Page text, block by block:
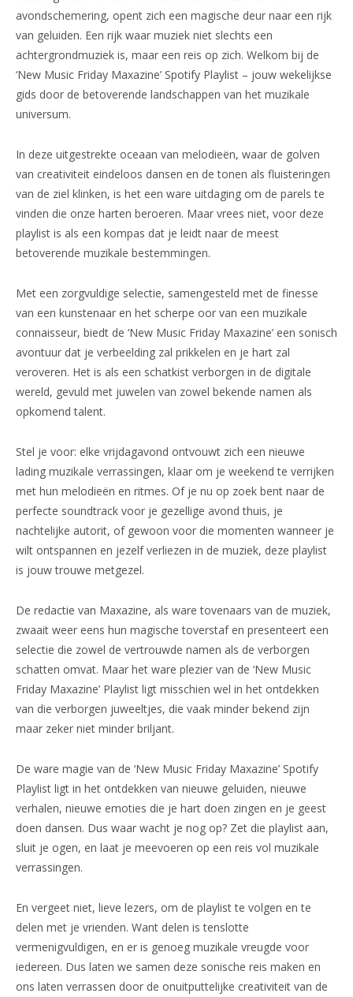
avondschemering, opent zich een magische deur naar een rijk
van geluiden. Een rijk waar muziek niet slechts een
achtergrondmuziek is, maar een reis op zich. Welkom bij de
‘New Music Friday Maxazine’ Spotify Playlist – jouw wekelijkse
gids door de betoverende landschappen van het muzikale
universum.
In deze uitgestrekte oceaan van melodieën, waar de golven
van creativiteit eindeloos dansen en de tonen als fluisteringen
van de ziel klinken, is het een ware uitdaging om de parels te
vinden die onze harten beroeren. Maar vrees niet, voor deze
playlist is als een kompas dat je leidt naar de meest
betoverende muzikale bestemmingen.
Met een zorgvuldige selectie, samengesteld met de finesse
van een kunstenaar en het scherpe oor van een muzikale
connaisseur, biedt de ‘New Music Friday Maxazine’ een sonisch
avontuur dat je verbeelding zal prikkelen en je hart zal
veroveren. Het is als een schatkist verborgen in de digitale
wereld, gevuld met juwelen van zowel bekende namen als
opkomend talent.
Stel je voor: elke vrijdagavond ontvouwt zich een nieuwe
lading muzikale verrassingen, klaar om je weekend te verrijken
met hun melodieën en ritmes. Of je nu op zoek bent naar de
perfecte soundtrack voor je gezellige avond thuis, je
nachtelijke autorit, of gewoon voor die momenten wanneer je
wilt ontspannen en jezelf verliezen in de muziek, deze playlist
is jouw trouwe metgezel.
De redactie van Maxazine, als ware tovenaars van de muziek,
zwaait weer eens hun magische toverstaf en presenteert een
selectie die zowel de vertrouwde namen als de verborgen
schatten omvat. Maar het ware plezier van de ‘New Music
Friday Maxazine’ Playlist ligt misschien wel in het ontdekken
van die verborgen juweeltjes, die vaak minder bekend zijn
maar zeker niet minder briljant.
De ware magie van de ‘New Music Friday Maxazine’ Spotify
Playlist ligt in het ontdekken van nieuwe geluiden, nieuwe
verhalen, nieuwe emoties die je hart doen zingen en je geest
doen dansen. Dus waar wacht je nog op? Zet die playlist aan,
sluit je ogen, en laat je meevoeren op een reis vol muzikale
verrassingen.
En vergeet niet, lieve lezers, om de playlist te volgen en te
delen met je vrienden. Want delen is tenslotte
vermenigvuldigen, en er is genoeg muzikale vreugde voor
iedereen. Dus laten we samen deze sonische reis maken en
ons laten verrassen door de onuitputtelijke creativiteit van de